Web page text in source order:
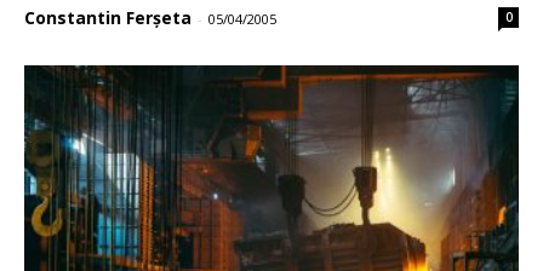
Constantin Ferșeta - 05/04/2005 0